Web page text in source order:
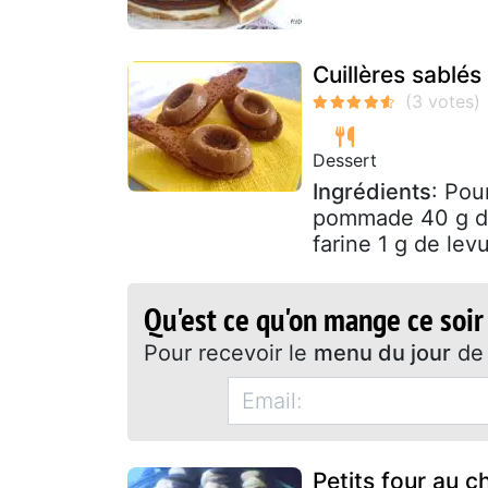
Cuillères
Dessert
Ingrédients:
pommade 40 g
farine 1 g de
Qu'est ce qu'on mange ce
Pour recevoir le menu du jour
Petits four au